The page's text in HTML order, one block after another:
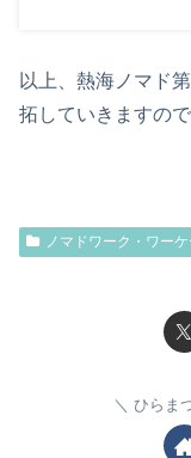
以上、熱海ノマド
拓していきますの
ノマドワーク・ワー
ひらま